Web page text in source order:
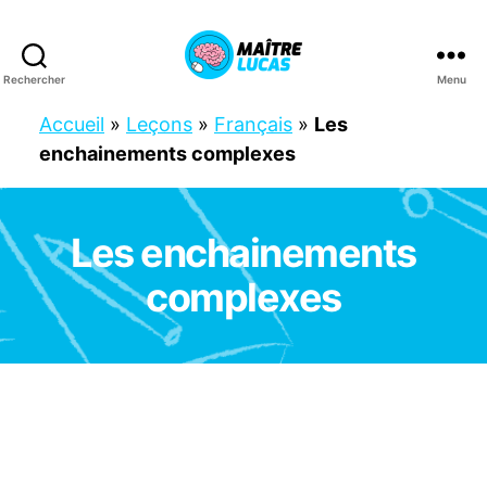
Rechercher
Lucas
Menu
Accueil » Leçons » Français » Les
enchainements complexes
Catégories
C
P
Les enchainements
complexes